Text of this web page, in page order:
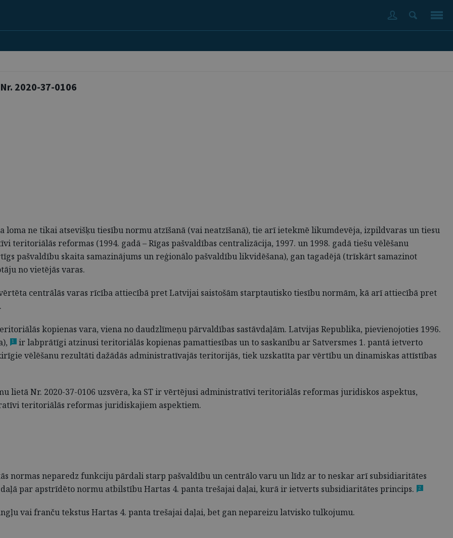
2020-37-0106
loma ne tikai atsevišķu tiesību normu atzīšanā (vai neatzīšanā), tie arī ietekmē likumdevēja, izpildvaras un tiesu
reformas (1994. gadā – Rīgas pašvaldības centralizācija, 1997. un 1998. gadā tiešu vēlēšanu
pašvaldību skaita samazinājums un reģionālo pašvaldību likvidēšana), gan tagadējā (trīskārt samazinot
no vietējās varas.
centrālās varas rīcība attiecībā pret Latvijai saistošām starptautisko tiesību normām, kā arī attiecībā pret
kopienas vara, viena no daudzlīmeņu pārvaldības sastāvdaļām. Latvijas Republika, pievienojoties 1996.
1
ir labprātīgi atzinusi teritoriālās kopienas pamattiesības un to saskanību ar Satversmes 1. pantā ietverto
vēlēšanu rezultāti dažādās administratīvajās teritorijās, tiek uzskatīta par vērtību un dinamiskas attīstības
lietā Nr. 2020-37-0106 uzsvēra, ka ST ir vērtējusi administratīvi teritoriālās reformas juridiskos aspektus,
teritoriālās reformas juridiskajiem aspektiem.
normas neparedz funkciju pārdali starp pašvaldību un centrālo varu un līdz ar to neskar arī subsidiaritātes
par apstrīdēto normu atbilstību Hartas 4. panta trešajai daļai, kurā ir ietverts subsidiaritātes princips.
2
vai franču tekstus Hartas 4. panta trešajai daļai, bet gan nepareizu latvisko tulkojumu.